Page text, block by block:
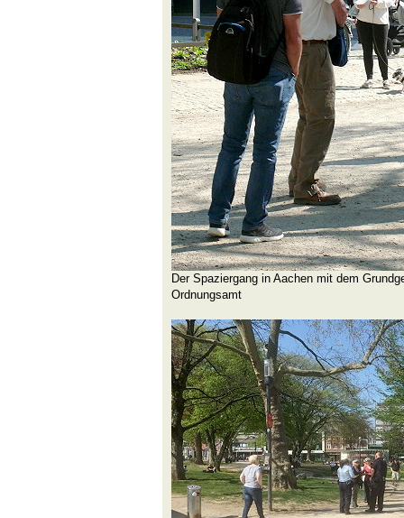
Der Spaziergang in Aachen mit dem
Ordnungsamt